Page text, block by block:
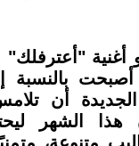
"أعترفلك"
بالنسبة
الجديدة أن
هذا الشهر